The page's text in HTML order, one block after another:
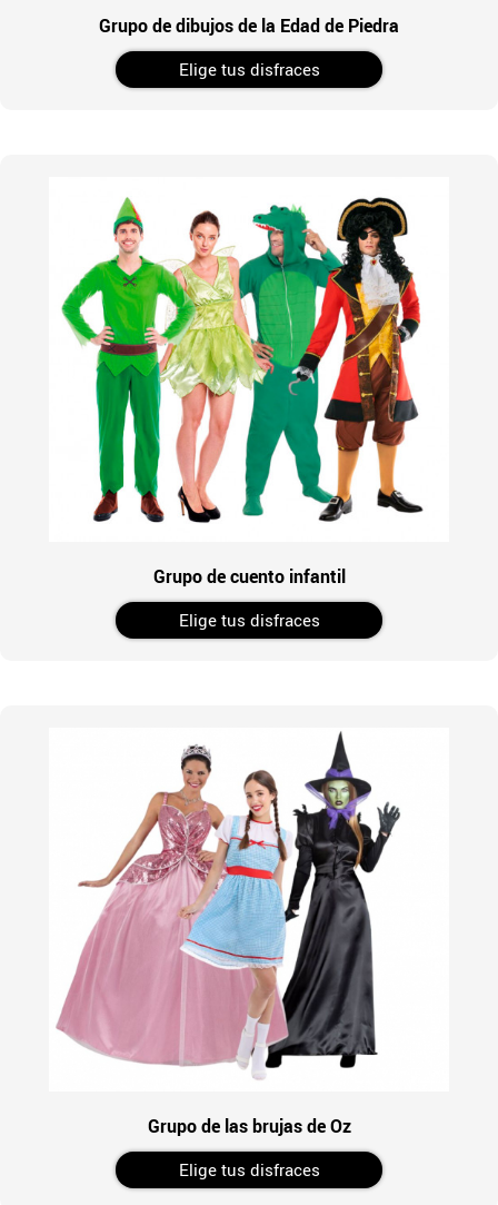
Grupo de dibujos de la Edad de Piedra
Elige tus disfraces
Grupo de cuento infantil
Elige tus disfraces
Grupo de las brujas de Oz
Elige tus disfraces